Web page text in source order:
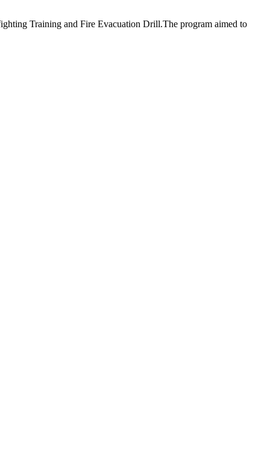
Training and Fire Evacuation Drill.The program aimed to